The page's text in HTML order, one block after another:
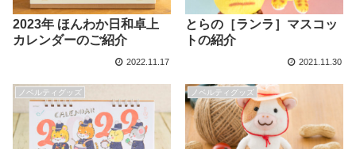
2023年 ほんわか日和卓上
カレンダーのご紹介
2022.11.17
とらの［ランラ］マスコッ
トの紹介
2021.11.30
ノベルティグッズ ノベルティグッズ